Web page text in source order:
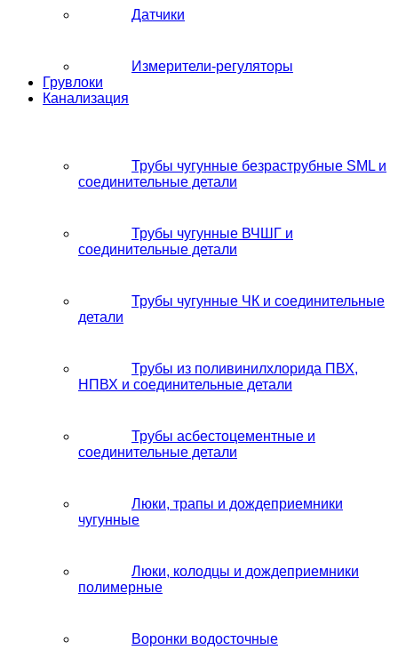
Датчики
Измерители-регуляторы
Грувлоки
Канализация
Трубы чугунные безраструбные SML и
соединительные детали
Трубы чугунные ВЧШГ и
соединительные детали
Трубы чугунные ЧК и соединительные
детали
Трубы из поливинилхлорида ПВХ,
НПВХ и соединительные детали
Трубы асбестоцементные и
соединительные детали
Люки, трапы и дождеприемники
чугунные
Люки, колодцы и дождеприемники
полимерные
Воронки водосточные